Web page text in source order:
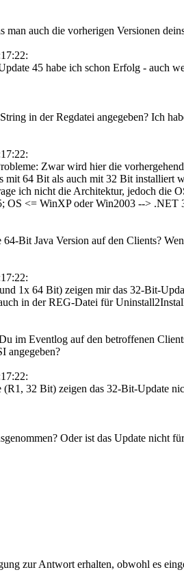
man auch die vorherigen Versionen
45 habe ich schon Erfolg - auch
in der Regdatei angegeben? Ich
Zwar wird hier die
64 Bit als auch mit 32 Bit installiert
ich nicht die Architektur, jedoch die
OS <= WinXP oder Win2003 --> .NET
Bit Java Version auf den Clients?
1x 64 Bit) zeigen mir das 32-Bit-
in der REG-Datei für
im Eventlog auf den betroffenen
angegeben?
32 Bit) zeigen das 32-Bit-Update
Oder ist das Update nicht
zur Antwort erhalten, obwohl es